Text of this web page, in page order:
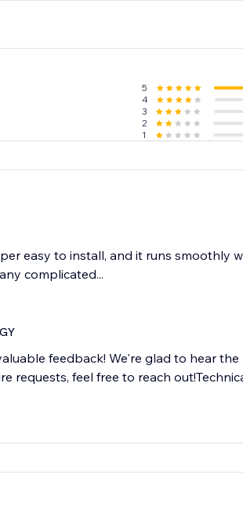
5
4
3
2
1
easy to install, and it runs smoothly
complicated...
feedback! We're glad to hear
requests, feel free to reach